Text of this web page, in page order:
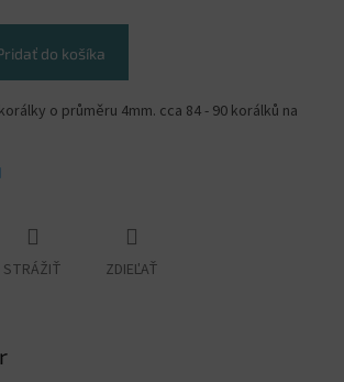
do košíka
o průměru 4mm. cca 84 - 90 korálků na
STRÁŽIŤ ZDIEĽAŤ